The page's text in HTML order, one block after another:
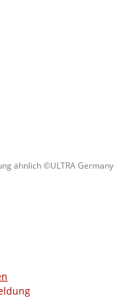
ähnlich ©ULTRA Germany